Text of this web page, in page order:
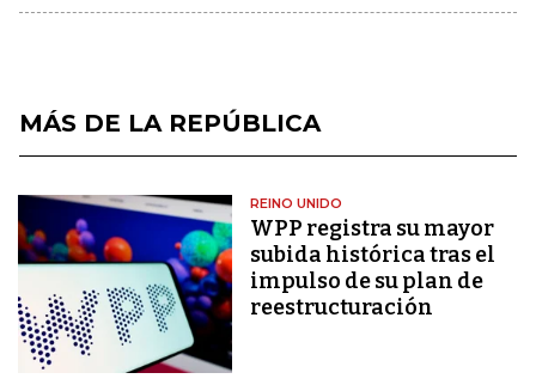
MÁS DE LA REPÚBLICA
REINO UNIDO
WPP registra su mayor
subida histórica tras el
impulso de su plan de
reestructuración